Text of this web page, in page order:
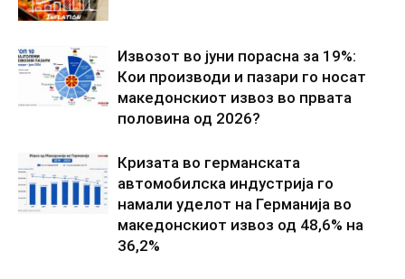
Извозот во јуни порасна за 19%:
Кои производи и пазари го носат
македонскиот извоз во првата
половина од 2026?
Кризата во германската
автомобилска индустрија го
намали уделот на Германија во
македонскиот извоз од 48,6% на
36,2%